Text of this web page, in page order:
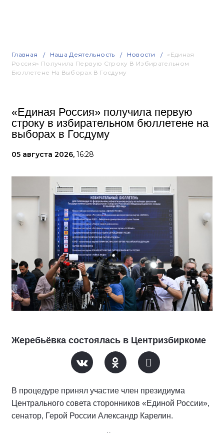
Главная Наша Деятельность Новости
«Единая
Россия» Получила Первую Строку В Избирательном
Бюллетене На Выборах В Госдуму
«Единая Россия» получила первую
строку в избирательном бюллетене на
выборах в Госдуму
05 августа 2026, 16:28
Жеребьёвка состоялась в Центризбиркоме
В процедуре принял участие член президиума
Центрального совета сторонников «Единой России»,
сенатор, Герой России Александр Карелин.